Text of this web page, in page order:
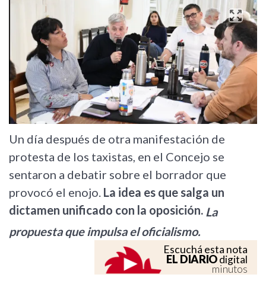
Un día después de otra manifestación de
protesta de los taxistas, en el Concejo se
sentaron a debatir sobre el borrador que
provocó el enojo. La idea es que salga un
dictamen unificado con la oposición. La
propuesta que impulsa el oficialismo.
Escuchá esta nota
EL DIARIOdigital
minutos